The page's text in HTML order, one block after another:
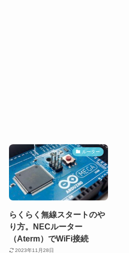
ルーター
らくらく無線スタートのや
り方。NECルーター
（Aterm）でWiFi接続
2023年11月28日